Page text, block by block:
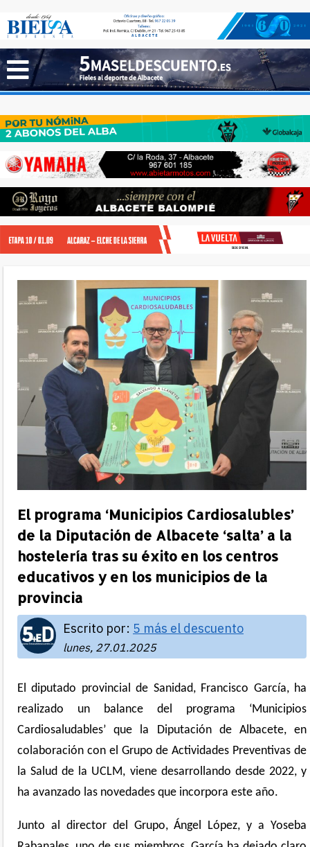
El programa ‘Municipios Cardiosalubles’
de la Diputación de Albacete ‘salta’ a la
hostelería tras su éxito en los centros
educativos y en los municipios de la
provincia
Escrito por: 5 más el descuento
lunes, 27.01.2025
El diputado provincial de Sanidad, Francisco García, ha
realizado un balance del programa ‘Municipios
Cardiosaludables’ que la Diputación de Albacete, en
colaboración con el Grupo de Actividades Preventivas de
la Salud de la UCLM, viene desarrollando desde 2022, y
ha avanzado las novedades que incorpora este año.
Junto al director del Grupo, Ángel López, y a Yoseba